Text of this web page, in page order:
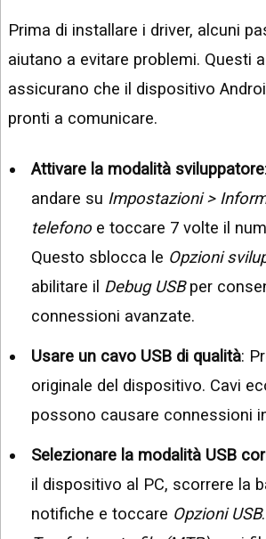
Prima di installare i driver, alcuni
aiutano a evitare problemi. Questi
assicurano che il dispositivo
pronti a comunicare.
Attivare la modalità sviluppatore
andare su Impostazioni >
telefonoe toccare 7 volte il
Questo sblocca le Opzioni
abilitare il Debug USBper
connessioni avanzate.
Usare un cavo USB di qualità:
originale del dispositivo. Cavi
possono causare connessioni
Selezionare la modalità USB
il dispositivo al PC, scorrere la
notifiche e toccare Opzioni USB